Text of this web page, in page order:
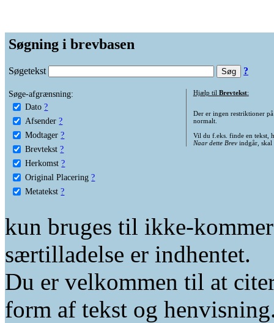
Søgning i brevbasen
Søgetekst ?
Søge-afgrænsning:
Dato ?
Afsender ?
Modtager ?
Brevtekst ?
Herkomst ?
Original Placering ?
Metatekst ?
Hjælp til Brevtekst:
Der er ingen restriktioner
normalt.
Vil du f.eks. finde en tekst,
Naar dette Brevindgår, skal
kun bruges til ikke-
særtilladelse er indhentet.
Du er velkommen til at
form af tekst og